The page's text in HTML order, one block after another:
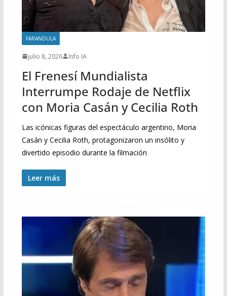
FARANDULA
julio 8, 2026 Info IA
El Frenesí Mundialista
Interrumpe Rodaje de Netflix
con Moria Casán y Cecilia Roth
Las icónicas figuras del espectáculo argentino, Moria
Casán y Cecilia Roth, protagonizaron un insólito y
divertido episodio durante la filmación
Leer más